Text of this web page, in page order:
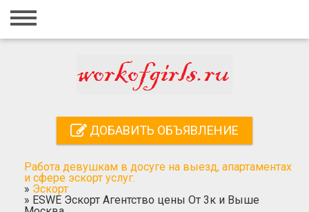
Главная
Регистрация
Добавить объявление
Поиск
ДОБАВИТЬ ОБЪЯВЛЕНИЕ
Работа девушкам в досуге на выезд, апартаментах
и сфере эскорт услуг.
» Эскорт
» ESWE Эскорт Агентство цены От 3к и Выше